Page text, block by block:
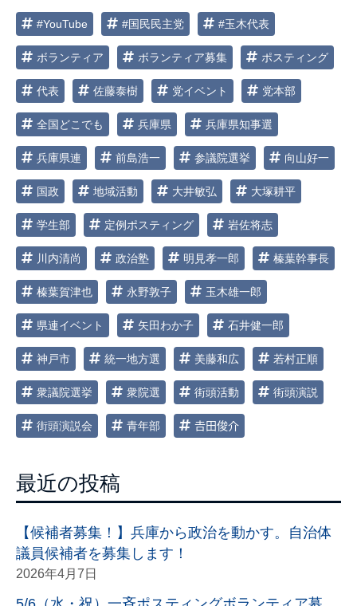
#YouTube #国民民主党 #玉木代表
ボランティア ボランティア募集 ポスティング
代表 佐藤泰樹 党イベント 党本部
全国どこでも 兵庫県 兵庫県知事選
兵庫県連 前島浩一 参議院選挙 向山好一
国政 地域活動 大井敏弘 大塚耕平
学生部 定例ポスティング 岩佐将志
川内清尚 政治塾 明見孝一郎 榛葉幹事長
榛葉賀津也 永野敦子 玉木雄一郎
県連イベント 矢田わか子 石井健一郎
神戸市 統一地方選 美藤和広 若村正順
衆議院選挙 衆院選 街頭活動 街頭演説
街頭演説会 青年部 𠮷田俊介
最近の投稿
【候補者募集！】兵庫から政治を動かす。自治体
議員候補者を募集します！
2026年4月7日